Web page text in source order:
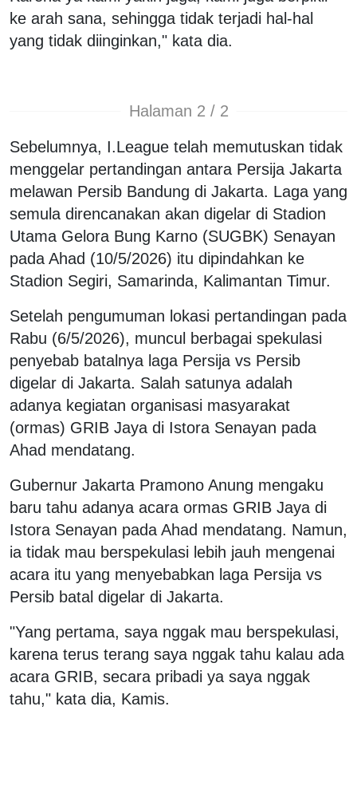
ke arah sana, sehingga tidak terjadi hal-hal
yang tidak diinginkan," kata dia.
Halaman 2 / 2
Sebelumnya, I.League telah memutuskan tidak
menggelar pertandingan antara Persija Jakarta
melawan Persib Bandung di Jakarta. Laga yang
semula direncanakan akan digelar di Stadion
Utama Gelora Bung Karno (SUGBK) Senayan
pada Ahad (10/5/2026) itu dipindahkan ke
Stadion Segiri, Samarinda, Kalimantan Timur.
Setelah pengumuman lokasi pertandingan pada
Rabu (6/5/2026), muncul berbagai spekulasi
penyebab batalnya laga Persija vs Persib
digelar di Jakarta. Salah satunya adalah
adanya kegiatan organisasi masyarakat
(ormas) GRIB Jaya di Istora Senayan pada
Ahad mendatang.
Gubernur Jakarta Pramono Anung mengaku
baru tahu adanya acara ormas GRIB Jaya di
Istora Senayan pada Ahad mendatang. Namun,
ia tidak mau berspekulasi lebih jauh mengenai
acara itu yang menyebabkan laga Persija vs
Persib batal digelar di Jakarta.
"Yang pertama, saya nggak mau berspekulasi,
karena terus terang saya nggak tahu kalau ada
acara GRIB, secara pribadi ya saya nggak
tahu," kata dia, Kamis.